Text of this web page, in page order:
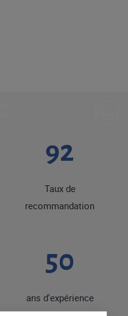
92
Taux de
recommandation
50
ans d'expérience